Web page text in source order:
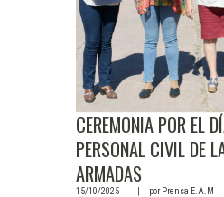
CEREMONIA POR EL
PERSONAL CIVIL DE
ARMADAS
15/10/2025 porPrensa E.A.M